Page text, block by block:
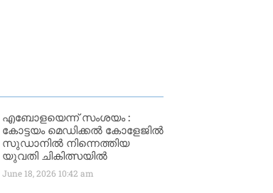
എബോളയെന്ന് സംശയം :
കോട്ടയം മെഡിക്കൽ കോളേജിൽ
സുഡാനിൽ നിന്നെത്തിയ
യുവതി ചികിത്സയിൽ
June 18, 2026 10:42 am